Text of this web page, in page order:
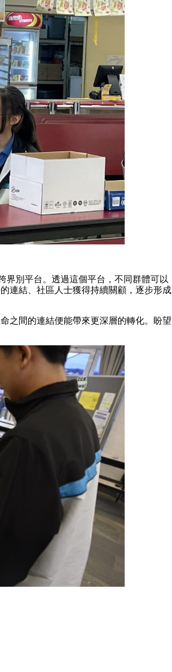
界別平台。透過這個平台，不同群體可以
連結、社區人士獲得持續關顧，逐步形成
之間的連結便能帶來更深層的轉化。盼望